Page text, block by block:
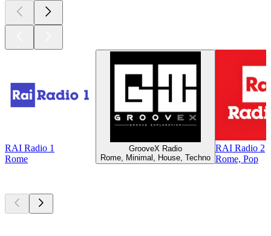
RAI Radio 1
Rome
GrooveX Radio
Rome, Minimal, House, Techno
RAI Radio 2
Rome, Pop